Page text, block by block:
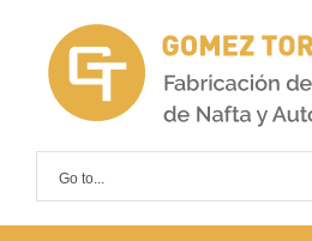
content
Go to...